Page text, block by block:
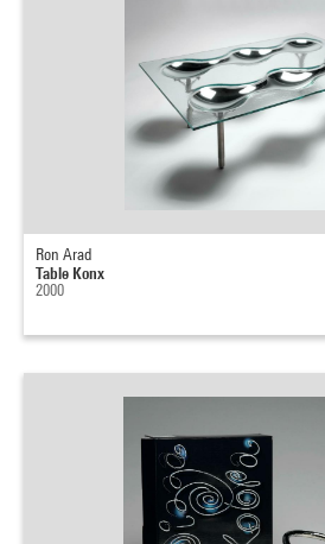
Ron Arad
Table Konx
2000